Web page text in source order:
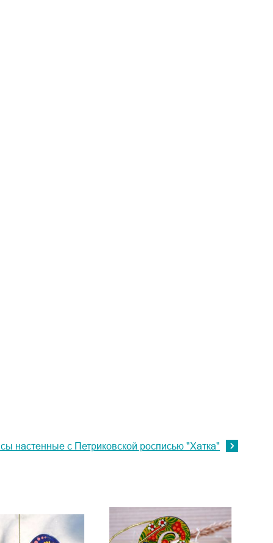
настенные с Петриковской росписью "Хатка"